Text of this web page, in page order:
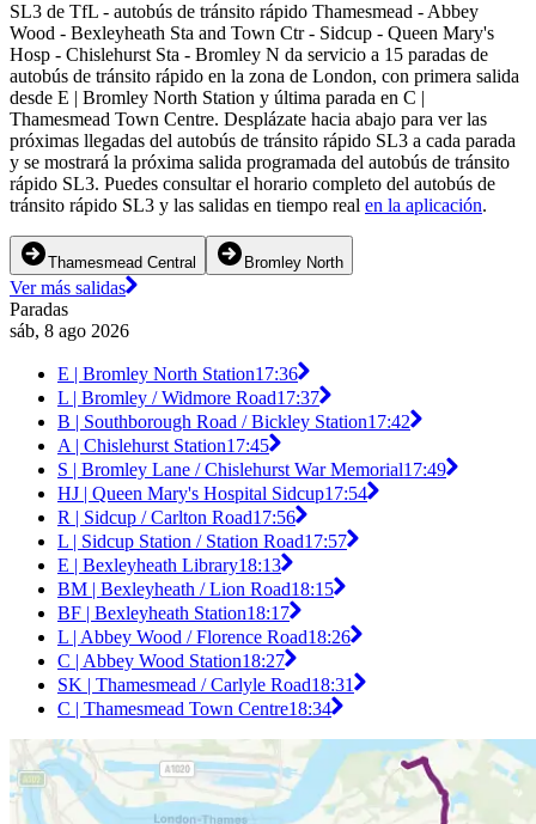
SL3 de TfL - autobús de tránsito rápido Thamesmead - Abbey
Wood - Bexleyheath Sta and Town Ctr - Sidcup - Queen Mary's
Hosp - Chislehurst Sta - Bromley N da servicio a 15 paradas de
autobús de tránsito rápido en la zona de London, con primera salida
desde E | Bromley North Station y última parada en C |
Thamesmead Town Centre. Desplázate hacia abajo para ver las
próximas llegadas del autobús de tránsito rápido SL3 a cada parada
y se mostrará la próxima salida programada del autobús de tránsito
rápido SL3. Puedes consultar el horario completo del autobús de
tránsito rápido SL3 y las salidas en tiempo real en la aplicación.
Thamesmead Central Bromley North
Ver más salidas
Paradas
sáb, 8 ago 2026
E | Bromley North Station17:36
L | Bromley / Widmore Road17:37
B | Southborough Road / Bickley Station17:42
A | Chislehurst Station17:45
S | Bromley Lane / Chislehurst War Memorial17:49
HJ | Queen Mary's Hospital Sidcup17:54
R | Sidcup / Carlton Road17:56
L | Sidcup Station / Station Road17:57
E | Bexleyheath Library18:13
BM | Bexleyheath / Lion Road18:15
BF | Bexleyheath Station18:17
L | Abbey Wood / Florence Road18:26
C | Abbey Wood Station18:27
SK | Thamesmead / Carlyle Road18:31
C | Thamesmead Town Centre18:34